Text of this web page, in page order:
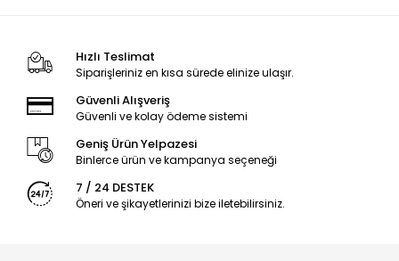
Hızlı Teslimat
Siparişleriniz en kısa sürede elinize ulaşır.
Güvenli Alışveriş
Güvenli ve kolay ödeme sistemi
Geniş Ürün Yelpazesi
Binlerce ürün ve kampanya seçeneği
7 / 24 DESTEK
Öneri ve şikayetlerinizi bize iletebilirsiniz.